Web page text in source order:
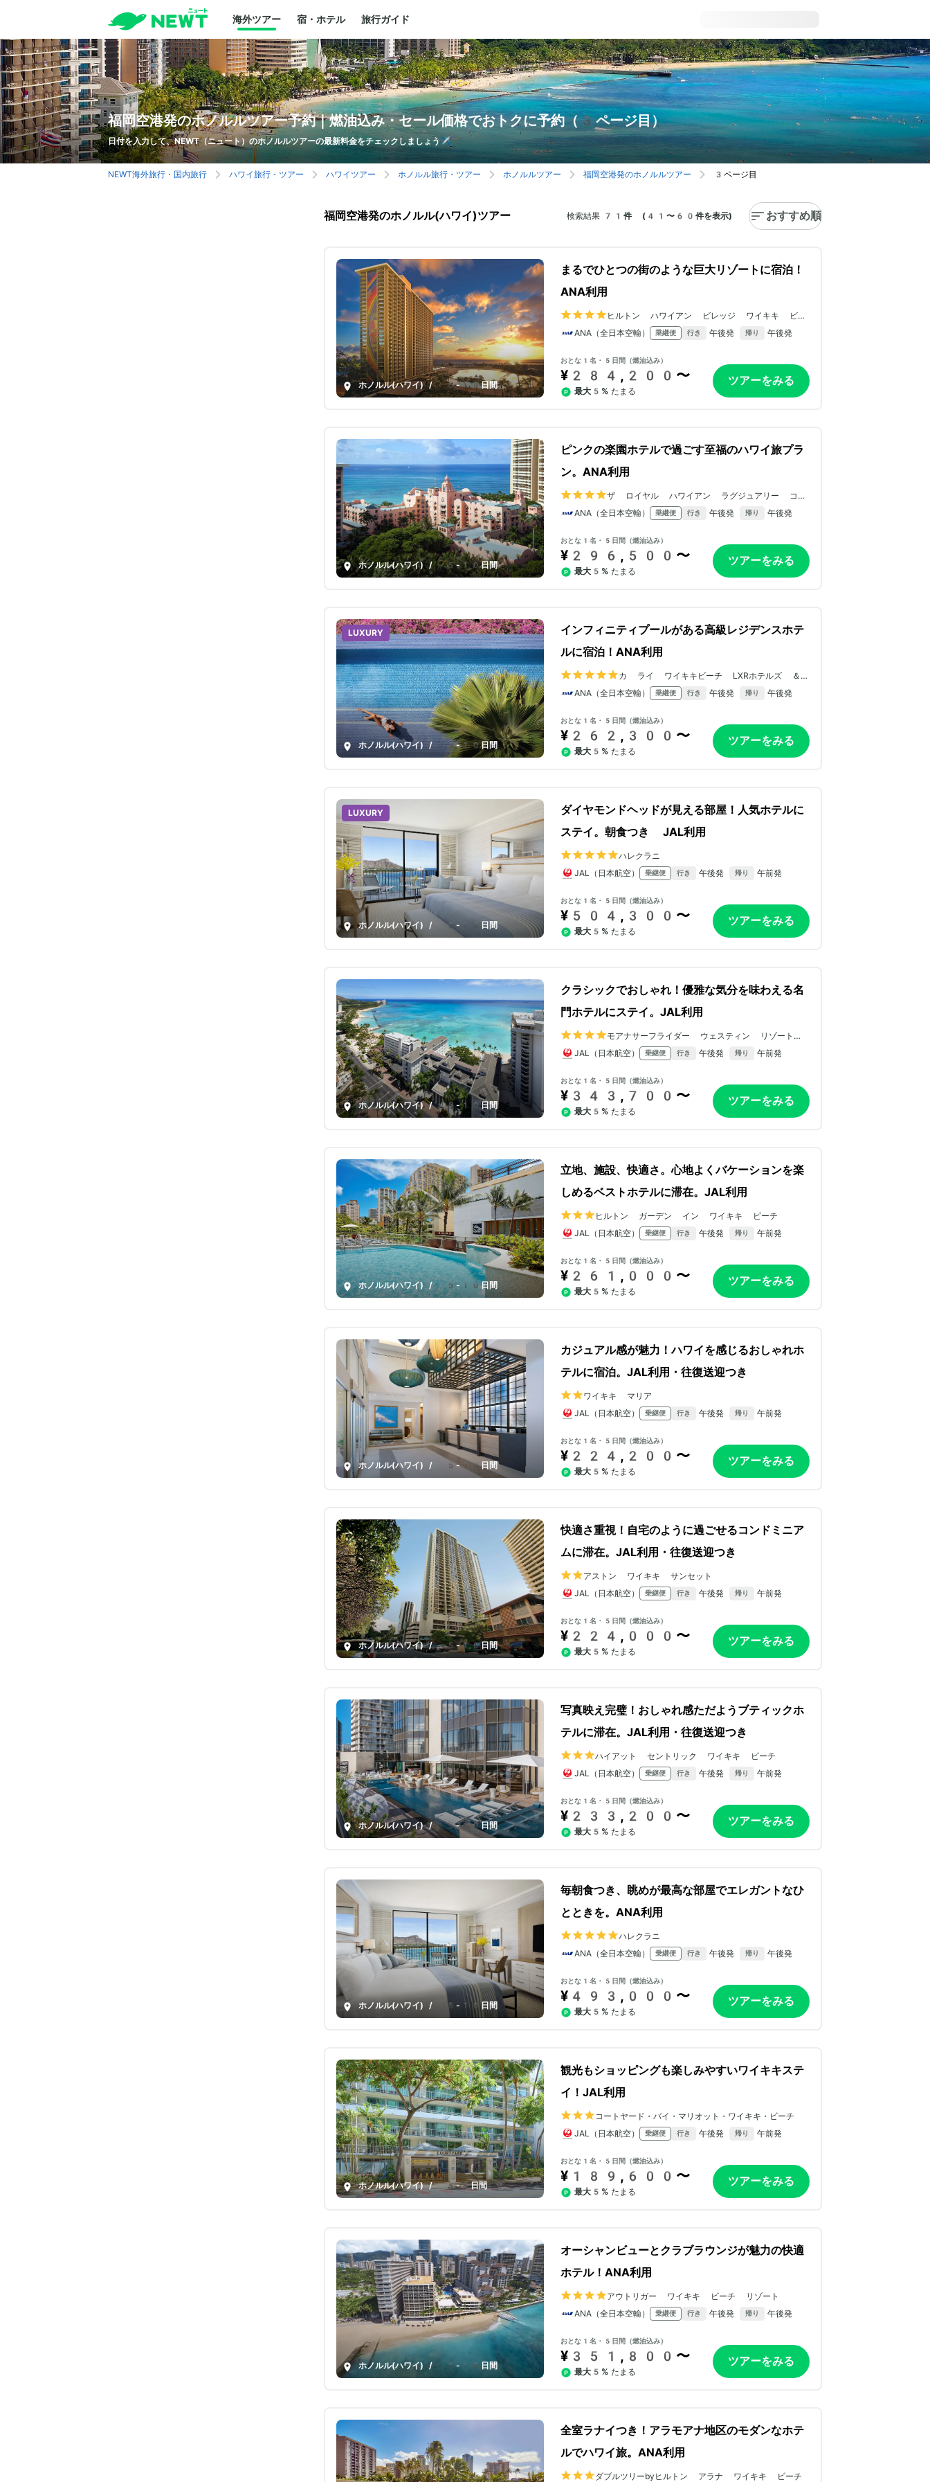
海外ツアー 宿・ホテル 旅行ガイド
福岡空港発のホノルルツアー予約｜燃油込み・セール価格でおトクに予約（3ページ目）
日付を入力して、NEWT（ニュート）のホノルルツアーの最新料金をチェックしましょう✈️
NEWT海外旅行・国内旅行 ハワイ旅行・ツアー ハワイツアー ホノルル旅行・ツアー ホノルルツアー 福岡空港発のホノルルツアー 3ページ目
福岡空港発のホノルル(ハワイ)ツアー 検索結果 71件 (41〜60件を表示) おすすめ順
ホノルル(ハワイ) / 5-10日間
まるでひとつの街のような巨大リゾートに宿泊！
ANA利用
ヒルトン ハワイアン ビレッジ ワイキキ ビー
チ リゾート
ANA（全日本空輸） 乗継便 行き 午後発 帰り 午後発
おとな1名・5日間（燃油込み）
¥284,200〜
最大5% たまる
ツアーをみる
ホノルル(ハワイ) / 5-10日間
ピンクの楽園ホテルで過ごす至福のハワイ旅プラ
ン。ANA利用
ザ ロイヤル ハワイアン ラグジュアリー コレ
クション リゾート
ANA（全日本空輸） 乗継便 行き 午後発 帰り 午後発
おとな1名・5日間（燃油込み）
¥296,500〜
最大5% たまる
ツアーをみる
LUXURY
ホノルル(ハワイ) / 5-10日間
インフィニティプールがある高級レジデンスホテ
ルに宿泊！ANA利用
カ ライ ワイキキビーチ LXRホテルズ ＆リ
ゾーツ
ANA（全日本空輸） 乗継便 行き 午後発 帰り 午後発
おとな1名・5日間（燃油込み）
¥262,300〜
最大5% たまる
ツアーをみる
LUXURY
ホノルル(ハワイ) / 5-10日間
ダイヤモンドヘッドが見える部屋！人気ホテルに
ステイ。朝食つき JAL利用
ハレクラニ
JAL（日本航空）
乗継便 行き 午後発 帰り 午前発
おとな1名・5日間（燃油込み）
¥504,300〜
最大5% たまる
ツアーをみる
ホノルル(ハワイ) / 5-10日間
クラシックでおしゃれ！優雅な気分を味わえる名
門ホテルにステイ。JAL利用
モアナサーフライダー ウェスティン リゾート＆
スパ ワイキキビーチ
JAL（日本航空） 乗継便 行き 午後発 帰り 午前発
おとな1名・5日間（燃油込み）
¥343,700〜
最大5% たまる
ツアーをみる
ホノルル(ハワイ) / 5-10日間
立地、施設、快適さ。心地よくバケーションを楽
しめるベストホテルに滞在。JAL利用
ヒルトン ガーデン イン ワイキキ ビーチ
JAL（日本航空）
乗継便 行き 午後発 帰り 午前発
おとな1名・5日間（燃油込み）
¥261,000〜
最大5% たまる
ツアーをみる
ホノルル(ハワイ) / 5-10日間
カジュアル感が魅力！ハワイを感じるおしゃれホ
テルに宿泊。JAL利用・往復送迎つき
ワイキキ マリア
JAL（日本航空）
乗継便 行き 午後発 帰り 午前発
おとな1名・5日間（燃油込み）
¥224,200〜
最大5% たまる
ツアーをみる
ホノルル(ハワイ) / 5-10日間
快適さ重視！自宅のように過ごせるコンドミニア
ムに滞在。JAL利用・往復送迎つき
アストン ワイキキ サンセット
JAL（日本航空）
乗継便 行き 午後発 帰り 午前発
おとな1名・5日間（燃油込み）
¥224,000〜
最大5% たまる
ツアーをみる
ホノルル(ハワイ) / 5-10日間
写真映え完璧！おしゃれ感ただようブティックホ
テルに滞在。JAL利用・往復送迎つき
ハイアット セントリック ワイキキ ビーチ
JAL（日本航空）
乗継便 行き 午後発 帰り 午前発
おとな1名・5日間（燃油込み）
¥233,200〜
最大5% たまる
ツアーをみる
ホノルル(ハワイ) / 5-10日間
毎朝食つき、眺めが最高な部屋でエレガントなひ
とときを。ANA利用
ハレクラニ
ANA（全日本空輸）
乗継便 行き 午後発 帰り 午後発
おとな1名・5日間（燃油込み）
¥493,000〜
最大5% たまる
ツアーをみる
ホノルル(ハワイ) / 5-8日間
観光もショッピングも楽しみやすいワイキキステ
イ！JAL利用
コートヤード・バイ・マリオット・ワイキキ・ビーチ
JAL（日本航空）
乗継便 行き 午後発 帰り 午前発
おとな1名・5日間（燃油込み）
¥189,600〜
最大5% たまる
ツアーをみる
ホノルル(ハワイ) / 5-10日間
オーシャンビューとクラブラウンジが魅力の快適
ホテル！ANA利用
アウトリガー ワイキキ ビーチ リゾート
ANA（全日本空輸）
乗継便 行き 午後発 帰り 午後発
おとな1名・5日間（燃油込み）
¥351,800〜
最大5% たまる
ツアーをみる
全室ラナイつき！アラモアナ地区のモダンなホテ
ルでハワイ旅。ANA利用
ダブルツリーbyヒルトン アラナ ワイキキ ビーチ